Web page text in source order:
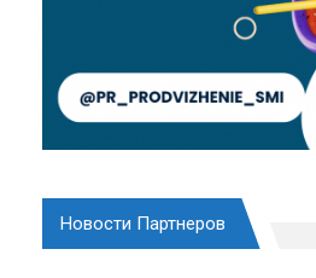
Новости Партнеров